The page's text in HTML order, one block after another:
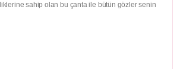
sahip olan bu çanta ile bütün gözler senin